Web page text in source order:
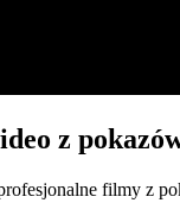
z
filmy z